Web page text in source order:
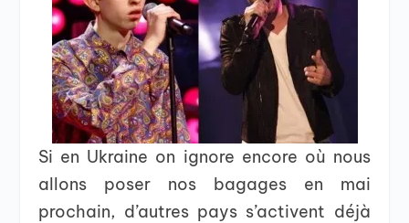
Si en Ukraine on ignore encore où nous
allons poser nos bagages en mai
prochain, d’autres pays s’activent déjà